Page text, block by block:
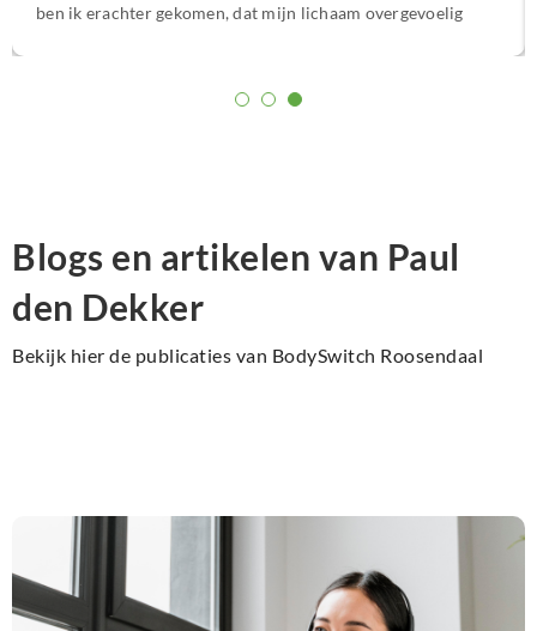
ben ik erachter gekomen, dat mijn lichaam overgevoelig
Blogs en artikelen van Paul
den Dekker
Bekijk hier de publicaties van BodySwitch Roosendaal